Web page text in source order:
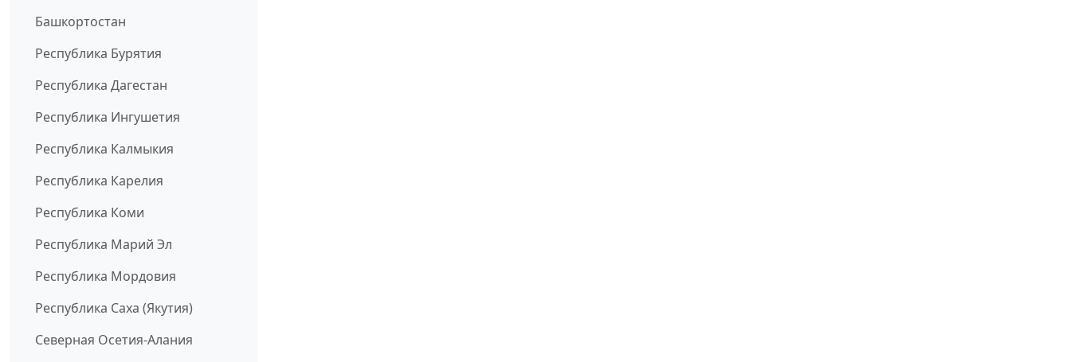
Башкортостан
Республика Бурятия
Республика Дагестан
Республика Ингушетия
Республика Калмыкия
Республика Карелия
Республика Коми
Республика Марий Эл
Республика Мордовия
Республика Саха (Якутия)
Северная Осетия-Алания